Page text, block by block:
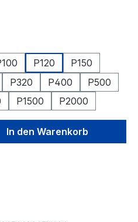
P120
P150
P320 P400
P500
P1500 P2000
den
In den Warenkorb